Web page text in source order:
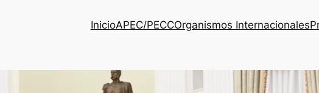
InicioAPEC/PECCOrganismos Internacionales